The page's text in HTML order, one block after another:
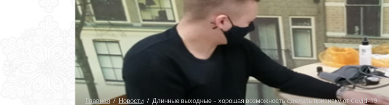
Главная / Новости / Длинные выходные – хорошая возможность сделать прививку от Covid-19